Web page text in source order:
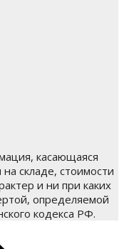
касающаяся
складе, стоимости
и ни при каких
определяемой
кодекса РФ.